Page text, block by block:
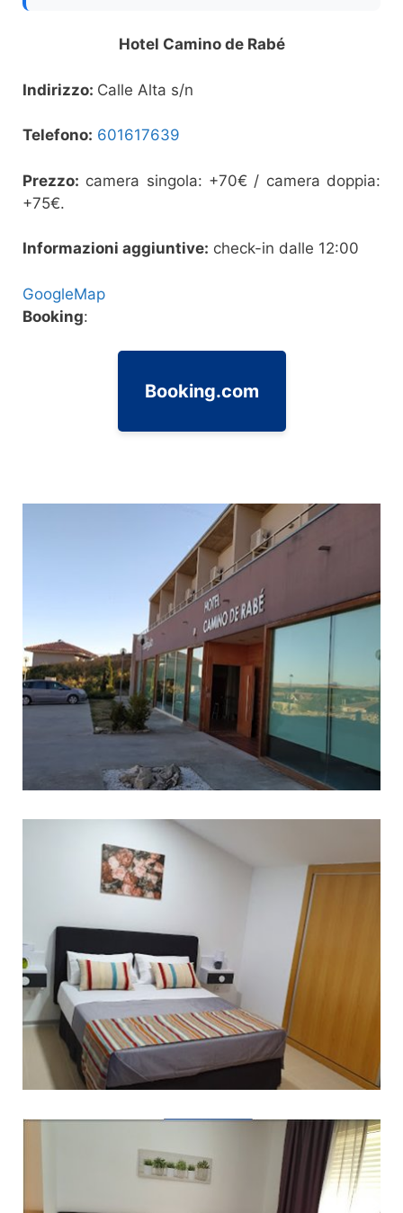
Hotel Camino de Rabé
Indirizzo: Calle Alta s/n
Telefono: 601617639
Prezzo: camera singola: +70€ / camera doppia:
+75€.
Informazioni aggiuntive: check-in dalle 12:00
GoogleMap
Booking:
Booking.com